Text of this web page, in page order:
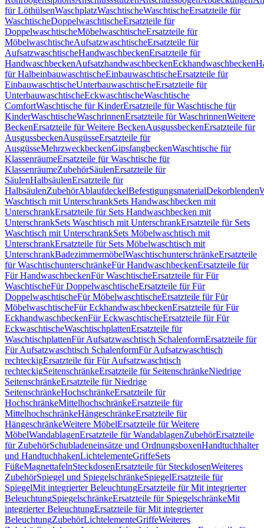
für LöthülsenWaschplatzWaschtischeWaschtischeErsatzteile für
WaschtischeDoppelwaschtischeErsatzteile für
DoppelwaschtischeMöbelwaschtischeErsatzteile für
MöbelwaschtischeAufsatzwaschtischeErsatzteile für
AufsatzwaschtischeHandwaschbeckenErsatzteile für
HandwaschbeckenAufsatzhandwaschbeckenEckhandwaschbecken
für HalbeinbauwaschtischeEinbauwaschtischeErsatzteile für
EinbauwaschtischeUnterbauwaschtischeErsatzteile für
UnterbauwaschtischeEckwaschtischeWaschtische
ComfortWaschtische für KinderErsatzteile für Waschtische für
KinderWaschtischeWaschrinnenErsatzteile für WaschrinnenWeitere
BeckenErsatzteile für Weitere BeckenAusgussbeckenErsatzteile für
AusgussbeckenAusgüsseErsatzteile für
AusgüsseMehrzweckbeckenGipsfangbeckenWaschtische für
KlassenräumeErsatzteile für Waschtische für
KlassenräumeZubehörSäulenErsatzteile für
SäulenHalbsäulenErsatzteile für
HalbsäulenZubehörAblaufdeckelBefestigungsmaterialDekorblenden
Waschtisch mit UnterschrankSets Handwaschbecken mit
UnterschrankErsatzteile für Sets Handwaschbecken mit
UnterschrankSets Waschtisch mit UnterschrankErsatzteile für Sets
Waschtisch mit UnterschrankSets Möbelwaschtisch mit
UnterschrankErsatzteile für Sets Möbelwaschtisch mit
UnterschrankBadezimmermöbelWaschtischunterschränkeErsatzteile
für WaschtischunterschränkeFür HandwaschbeckenErsatzteile für
Für HandwaschbeckenFür WaschtischeErsatzteile für Für
WaschtischeFür DoppelwaschtischeErsatzteile für Für
DoppelwaschtischeFür MöbelwaschtischeErsatzteile für Für
MöbelwaschtischeFür EckhandwaschbeckenErsatzteile für Für
EckhandwaschbeckenFür EckwaschtischeErsatzteile für Für
EckwaschtischeWaschtischplattenErsatzteile für
WaschtischplattenFür Aufsatzwaschtisch SchalenformErsatzteile für
Für Aufsatzwaschtisch SchalenformFür Aufsatzwaschtisch
rechteckigErsatzteile für Für Aufsatzwaschtisch
rechteckigSeitenschränkeErsatzteile für SeitenschränkeNiedrige
SeitenschränkeErsatzteile für Niedrige
SeitenschränkeHochschränkeErsatzteile für
HochschränkeMittelhochschränkeErsatzteile für
MittelhochschränkeHängeschränkeErsatzteile für
HängeschränkeWeitere MöbelErsatzteile für Weitere
MöbelWandablagenErsatzteile für WandablagenZubehörErsatzteile
für ZubehörSchubladeneinsätze und OrdnungsboxenHandtuchhalter
und HandtuchhakenLichtelementeGriffeSets
FüßeMagnettafelnSteckdosenErsatzteile für SteckdosenWeiteres
ZubehörSpiegel und SpiegelschränkeSpiegelErsatzteile für
SpiegelMit integrierter BeleuchtungErsatzteile für Mit integrierter
BeleuchtungSpiegelschränkeErsatzteile für SpiegelschränkeMit
integrierter BeleuchtungErsatzteile für Mit integrierter
BeleuchtungZubehörLichtelementeGriffeWeiteres